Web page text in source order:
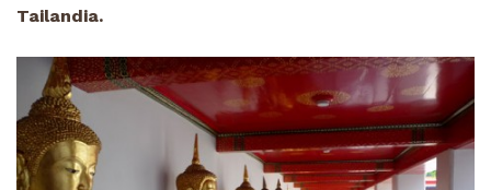
Tailandia.